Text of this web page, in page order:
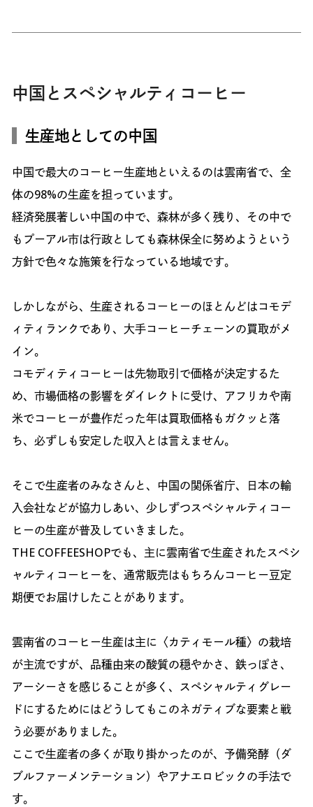
中国とスペシャルティコーヒー
生産地としての中国
中国で最大のコーヒー生産地といえるのは雲南省で、全
体の98%の生産を担っています。
経済発展著しい中国の中で、森林が多く残り、その中で
もプーアル市は行政としても森林保全に努めようという
方針で色々な施策を行なっている地域です。
しかしながら、生産されるコーヒーのほとんどはコモデ
ィティランクであり、大手コーヒーチェーンの買取がメ
イン。
コモディティコーヒーは先物取引で価格が決定するた
め、市場価格の影響をダイレクトに受け、アフリカや南
米でコーヒーが豊作だった年は買取価格もガクッと落
ち、必ずしも安定した収入とは言えません。
そこで生産者のみなさんと、中国の関係省庁、日本の輸
入会社などが協力しあい、少しずつスペシャルティコー
ヒーの生産が普及していきました。
THE COFFEESHOPでも、主に雲南省で生産されたスペシ
ャルティコーヒーを、通常販売はもちろんコーヒー豆定
期便でお届けしたことがあります。
雲南省のコーヒー生産は主に〈カティモール種〉の栽培
が主流ですが、品種由来の酸質の穏やかさ、鉄っぽさ、
アーシーさを感じることが多く、スペシャルティグレー
ドにするためにはどうしてもこのネガティブな要素と戦
う必要がありました。
ここで生産者の多くが取り掛かったのが、予備発酵（ダ
ブルファーメンテーション）やアナエロビックの手法で
す。